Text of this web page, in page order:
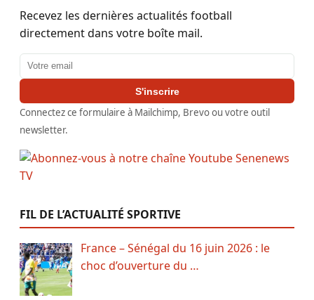
Recevez les dernières actualités football
directement dans votre boîte mail.
Adresse email
S'inscrire
Connectez ce formulaire à Mailchimp, Brevo ou votre outil
newsletter.
FIL DE L’ACTUALITÉ SPORTIVE
France – Sénégal du 16 juin 2026 : le
choc d’ouverture du …